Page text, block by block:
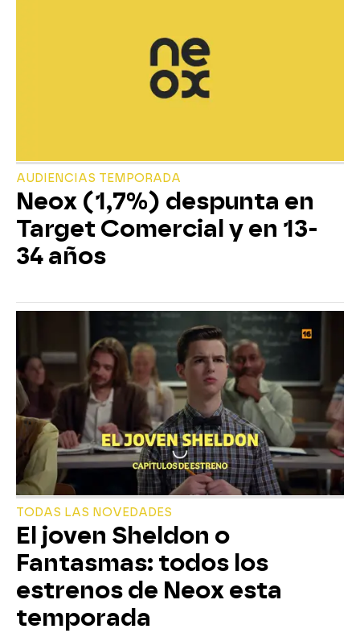
AUDIENCIAS TEMPORADA
Neox (1,7%) despunta en
Target Comercial y en 13-
34 años
TODAS LAS NOVEDADES
El joven Sheldon o
Fantasmas: todos los
estrenos de Neox esta
temporada